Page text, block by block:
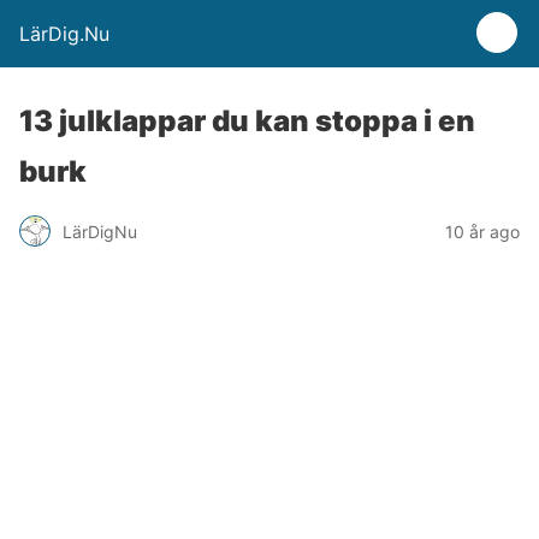
LärDig.Nu
13 julklappar du kan stoppa i en
burk
LärDigNu 10 år ago